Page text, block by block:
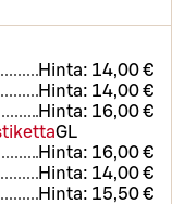
Hinta: 14,00 €
Hinta: 14,00 €
Hinta: 16,00 €
GL
Hinta: 16,00 €
Hinta: 14,00 €
Hinta: 15,50 €